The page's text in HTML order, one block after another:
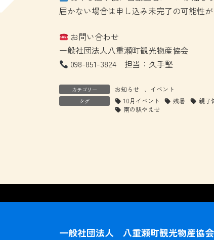
届かない場合は申し込み未完了の可能性
お問い合わせ
一般社団法人八重瀬町観光物産協会
098-851-3824 担当：久手堅
カテゴリー お知らせ 、 イベント
タグ 10月イベント 残暑 親子
南の駅やえせ
一般社団法人 八重瀬町観光物産協会